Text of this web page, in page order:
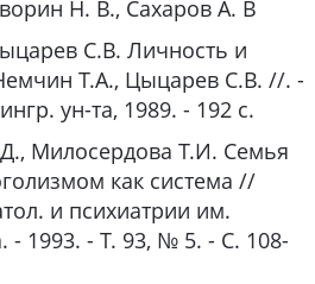
Н. В., Сахаров А. В
С.В. Личность и
Т.А., Цыцарев С.В. //. -
ун-та, 1989. - 192 с.
Милосердова Т.И. Семья
как система //
и психиатрии им.
- 1993. - Т. 93, № 5. - С. 108-